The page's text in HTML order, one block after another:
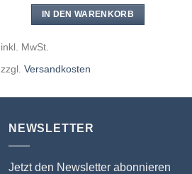
IN DEN WARENKORB
inkl. MwSt.
zzgl. Versandkosten
NEWSLETTER
Jetzt den Newsletter abonnieren